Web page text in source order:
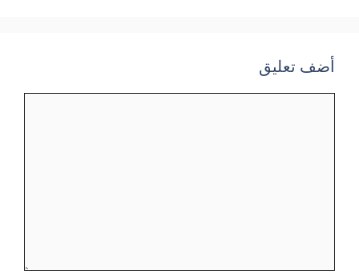
أضف تعليق